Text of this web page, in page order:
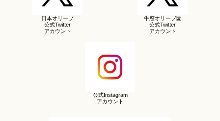
日本オリーブ
公式Twitter
アカウント
牛窓オリーブ園
公式Twitter
アカウント
公式Instagram
アカウント